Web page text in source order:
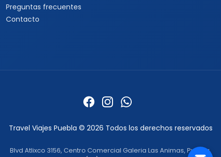
Preguntas frecuentes
Contacto
Travel Viajes Puebla © 2026 Todos los derechos reservados
Blvd Atlixco 3156, Centro Comercial Galeria Las Animas, Puebla,